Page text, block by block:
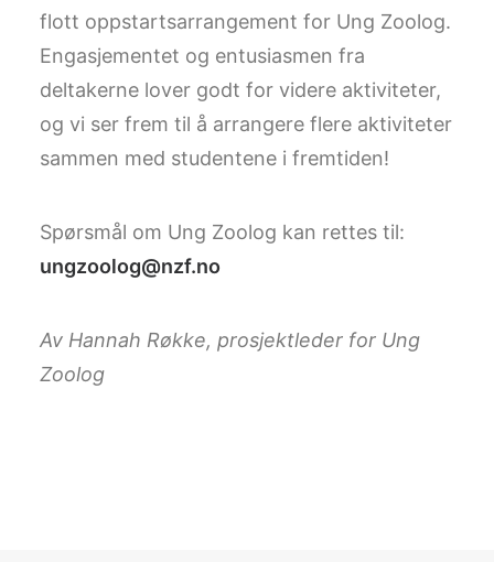
flott oppstartsarrangement for Ung Zoolog.
Engasjementet og entusiasmen fra
deltakerne lover godt for videre aktiviteter,
og vi ser frem til å arrangere flere aktiviteter
sammen med studentene i fremtiden!
Spørsmål om Ung Zoolog kan rettes til:
ungzoolog@nzf.no
Av Hannah Røkke, prosjektleder for Ung
Zoolog